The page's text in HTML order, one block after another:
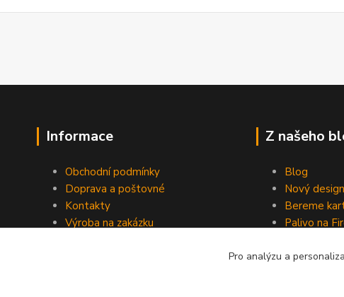
Informace
Obchodní podmínky
Doprava a poštovné
Kontakty
Výroba na zakázku
Z našeho
Blog
Nový
Bereme
Palivo na
Pro analýzu a